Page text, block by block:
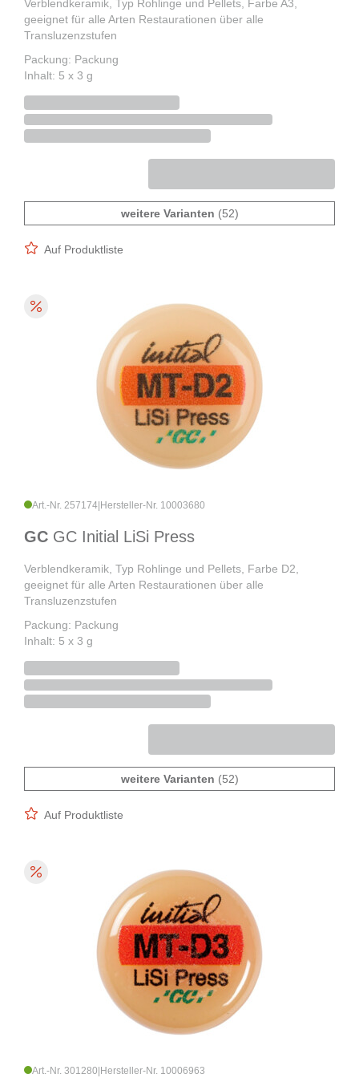
Verblendkeramik, Typ Rohlinge und Pellets, Farbe A3,
geeignet für alle Arten Restaurationen über alle
Transluzenzstufen
Packung: Packung
Inhalt: 5 x 3 g
weitere Varianten (52)
Auf Produktliste
Art.-Nr. 257174 Hersteller-Nr. 10003680
GC GC Initial LiSi Press
Verblendkeramik, Typ Rohlinge und Pellets, Farbe D2,
geeignet für alle Arten Restaurationen über alle
Transluzenzstufen
Packung: Packung
Inhalt: 5 x 3 g
weitere Varianten (52)
Auf Produktliste
Art.-Nr. 301280 Hersteller-Nr. 10006963